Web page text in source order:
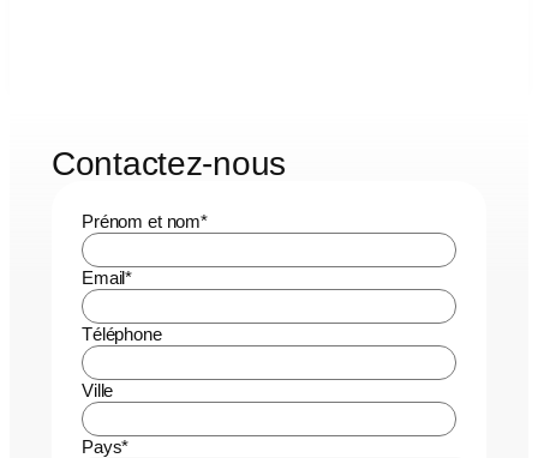
Contactez-nous
Prénom et nom*
Email*
Téléphone
Ville
Pays*